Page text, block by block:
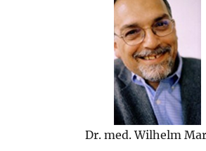
Dr. med. Wilhelm